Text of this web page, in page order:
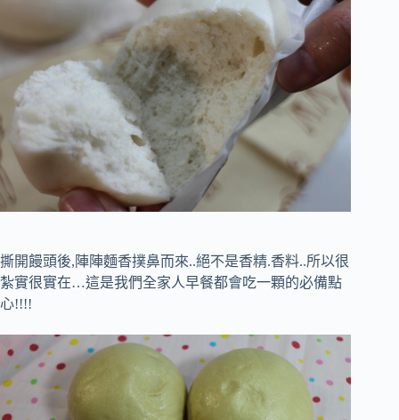
撕開饅頭後,陣陣麵香撲鼻而來..絕不是香精.香料..所以很
紮實很實在…這是我們全家人早餐都會吃一顆的必備點
心!!!!